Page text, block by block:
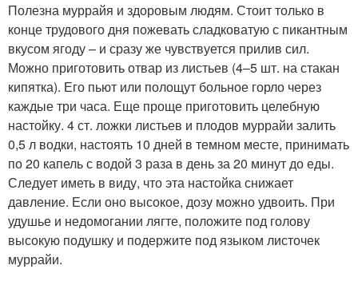
Полезна муррайя и здоровым людям. Стоит только в
конце трудового дня пожевать сладковатую с пикантным
вкусом ягоду – и сразу же чувствуется прилив сил.
Можно приготовить отвар из листьев (4–5 шт. на стакан
кипятка). Его пьют или полощут больное горло через
каждые три часа. Еще проще приготовить целебную
настойку. 4 ст. ложки листьев и плодов муррайи залить
0,5 л водки, настоять 10 дней в темном месте, принимать
по 20 капель с водой 3 раза в день за 20 минут до еды.
Следует иметь в виду, что эта настойка снижает
давление. Если оно высокое, дозу можно удвоить. При
удушье и недомогании лягте, положите под голову
высокую подушку и подержите под языком листочек
муррайи.